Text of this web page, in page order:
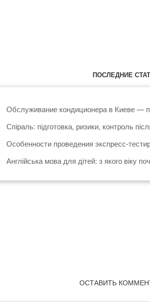
ПОСЛЕДНИЕ
Обслуживание кондиционера в Киеве —
Спіраль: підготовка, ризики, контроль
Особенности проведения экспресс-
Англійська мова для дітей: з якого віку
ОСТАВИТЬ